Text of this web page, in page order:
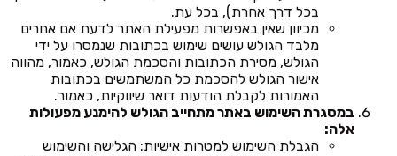
בכל דרך אחרת), בכל עת.
מכיוון שאין באפשרות מפעילת האתר לדעת אם אחרים
מלבד הגולש עושים שימוש בכתובות שנמסרו על ידי
הגולש, מסירת הכתובות והסכמת הגולש, כאמור, מהווה
אישור הגולש להסכמת כל המשתמשים בכתובות
האמורות לקבלת הודעות דואר שיווקיות, כאמור.
במסגרת השימוש באתר מתחייב הגולש להימנע מפעולות
אלה:
הגבלת השימוש למטרות אישיות: הגלישה והשימוש